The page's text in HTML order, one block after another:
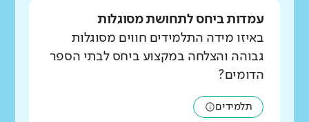
עמדות ביחס לתחושת מסוגלות
באיזו מידה התלמידים חווים מסוגלות
גבוהה והצלחה במקצוע ביחס לבתי הספר
הדומים?
תלמידים